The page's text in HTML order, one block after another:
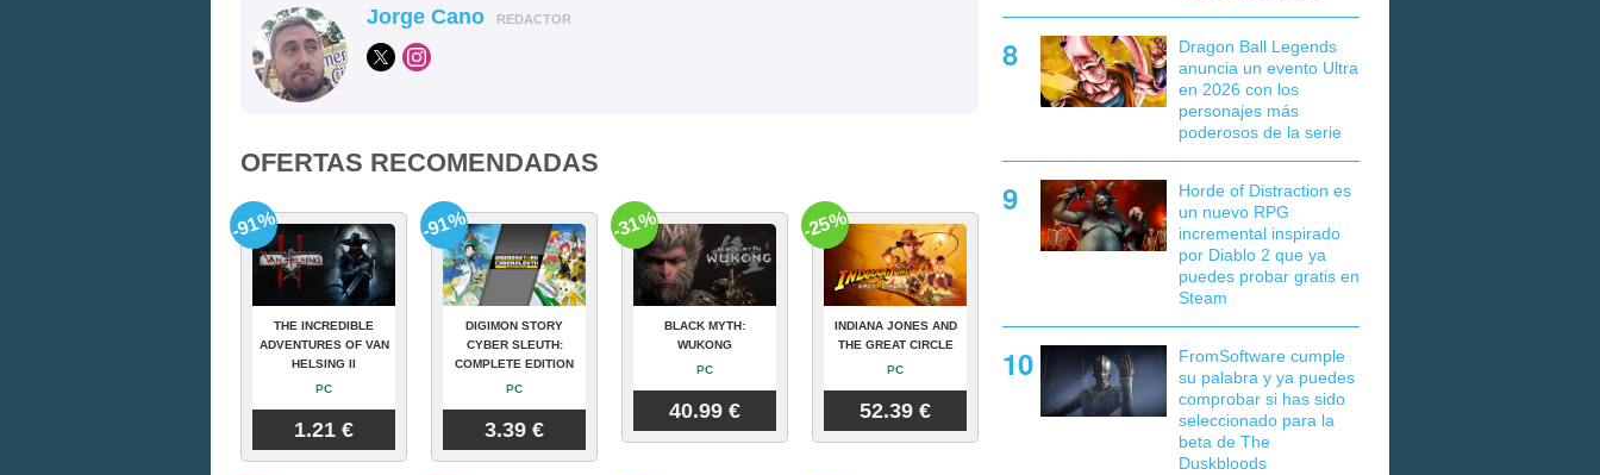
Jorge Cano REDACTOR
OFERTAS RECOMENDADAS
THE INCREDIBLE
ADVENTURES OF VAN
HELSING II
PC
1.21 €
-91%
DIGIMON STORY
CYBER SLEUTH:
COMPLETE EDITION
PC
3.39 €
-91%
BLACK MYTH:
WUKONG
PC
40.99 €
-31%
INDIANA JONES AND
THE GREAT CIRCLE
PC
52.39 €
-25%
Dragon Ball Legends
anuncia un evento Ultra
en 2026 con los
personajes más
poderosos de la serie
Horde of Distraction es
un nuevo RPG
incremental inspirado
por Diablo 2 que ya
puedes probar gratis en
Steam
FromSoftware cumple
su palabra y ya puedes
comprobar si has sido
seleccionado para la
beta de The
Duskbloods